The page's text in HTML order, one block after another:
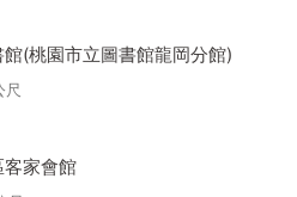
(桃園市立圖書館龍岡分館)
尺
家會館